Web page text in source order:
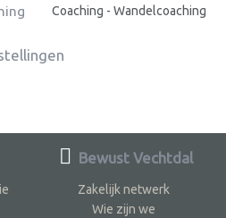
Coaching - Wandelcoaching
Bewust Vechtdal
Zakelijk netwerk
Wie zijn we